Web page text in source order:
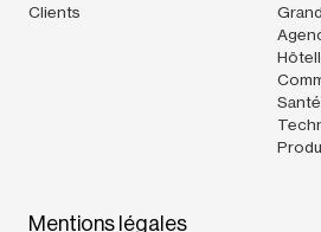
Clients
Santé
Mentions légales